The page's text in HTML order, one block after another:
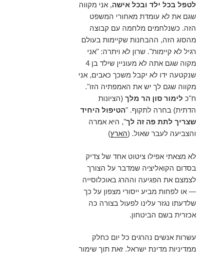
לטפל בכל ילד ובכל אישה, אני מקווה
שגם את לא עומדת מאחורי המשפט
הזה. כשנלחמים מלחמה עם קבוצה
מהסוג הזה, ההבחנות שקיימות בעולם
רגיל לא קיימות". שרון לא ויתרה: "אני
מקוה שגם אתה לא מעוניין שילד בן 4
שנקטעה ידו לא יקבל משכך כאבים, אני
מקווה שגם לך יש את האמפתיה הזו".
ח"כ לימור סון הר מלך (הציונות
הדתית) בחרה לתקוף. "הטיפול היחיד
שצריך לתת פה זה לך", היא אמרה
והצביעה לעבר שאול. (הארץ)
לא מצאתי אפילו ציטוט אחד של צדיק
בסדום הקואליציה שמדבר על הצורך
לצמצם את הפגיעה וההרג באוכלוסייה
— או לפחות מביע ייסורי מצפון על כך
שלדעתו נגזר עלינו לפעול בצורה כה
אכזרית בשם הביטחון.
עשרות אנשים נהרגים כל יום כחלק
ממדיניות מדינת ישראל. זאת תוך שימור